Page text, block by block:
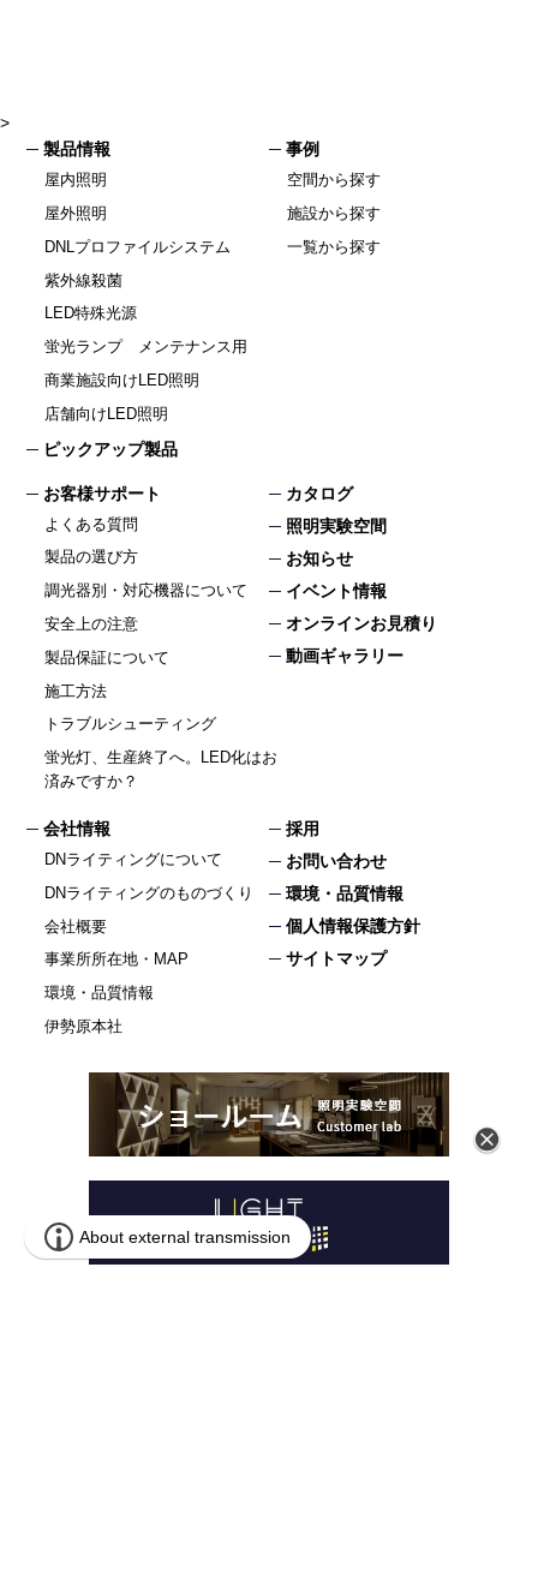
>
製品情報
屋内照明
屋外照明
DNLプロファイルシステム
紫外線殺菌
LED特殊光源
蛍光ランプ メンテナンス用
商業施設向けLED照明
店舗向けLED照明
ピックアップ製品
事例
空間から探す
施設から探す
一覧から探す
お客様サポート
よくある質問
製品の選び方
調光器別・対応機器について
安全上の注意
製品保証について
施工方法
トラブルシューティング
蛍光灯、生産終了へ。LED化はお
済みですか？
カタログ
照明実験空間
お知らせ
イベント情報
オンラインお見積り
動画ギャラリー
会社情報
DNライティングについて
DNライティングのものづくり
会社概要
事業所所在地・MAP
環境・品質情報
伊勢原本社
採用
お問い合わせ
環境・品質情報
個人情報保護方針
サイトマップ